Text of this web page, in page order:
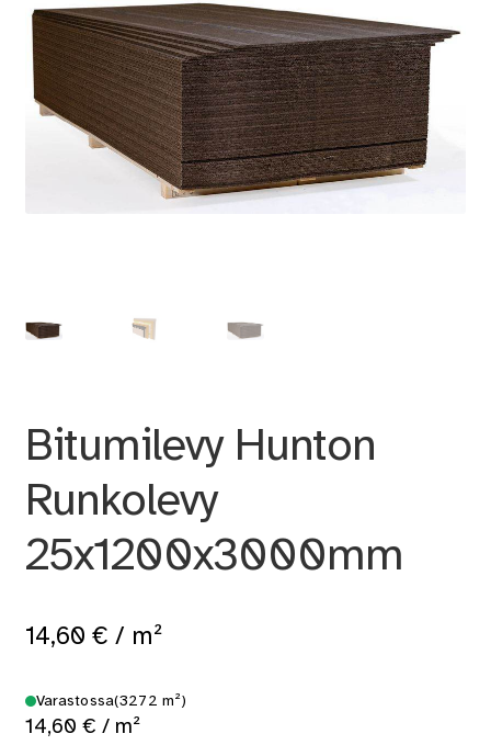
Bitumilevy Hunton
Runkolevy
25x1200x3000mm
14,60 € / m²
Varastossa(3272 m²)
14,60 € / m²